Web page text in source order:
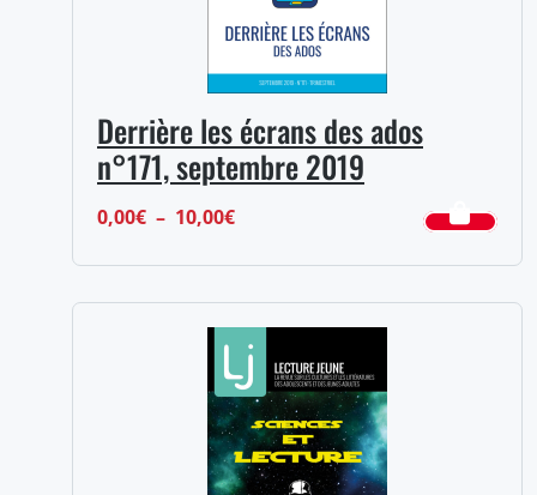
Derrière les écrans des ados
n°171, septembre 2019
0,00€ – 10,00€Plage
0,00€
à
10,00€